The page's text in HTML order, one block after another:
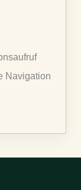
Navigation